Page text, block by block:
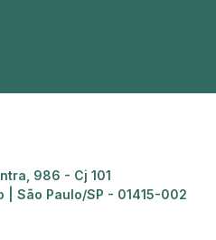
986 - Cj 101
| São Paulo/SP - 01415-002